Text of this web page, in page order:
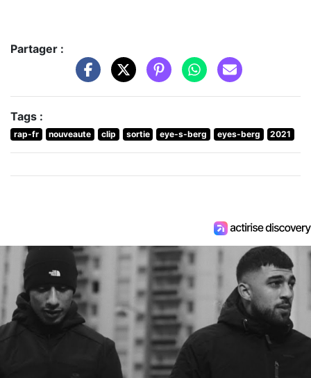
Partager :
Tags :
rap-fr nouveaute clip sortie eye-s-berg eyes-berg 2021